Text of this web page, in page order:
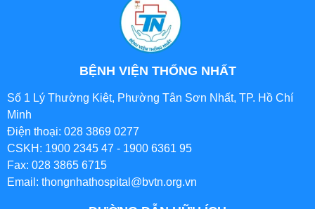
BỆNH VIỆN THỐNG NHẤT
Số 1 Lý Thường Kiệt, Phường Tân Sơn Nhất, TP. Hồ Chí
Minh
Điện thoại: 028 3869 0277
CSKH: 1900 2345 47 - 1900 6361 95
Fax: 028 3865 6715
Email: thongnhathospital@bvtn.org.vn